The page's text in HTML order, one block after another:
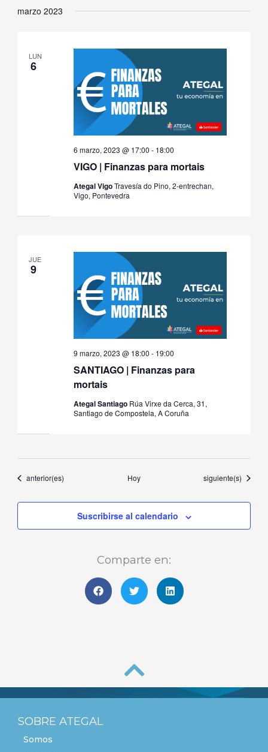
marzo 2023
LUN
6
VIGO | Finanzas para mortais
6 marzo, 2023 @ 17:00 - 18:00
Ategal VigoTravesía do Pino, 2-entrechan,
Vigo, Pontevedra
JUE
9
SANTIAGO | Finanzas para
mortais
9 marzo, 2023 @ 18:00 - 19:00
Ategal Santiago Rúa Virxe da Cerca, 31,
Santiago de Compostela, A Coruña
Eventos
anterior(es) Hoy Eventos
siguiente(s)
Suscribirse al calendario
Comparte en:
SOBRE ATEGAL
Somos